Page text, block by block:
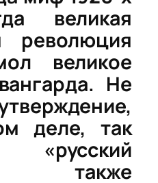
великая
революция
великое
Не
деле, так
«русский
также